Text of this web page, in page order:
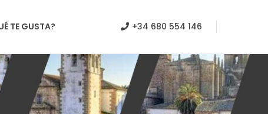
TE GUSTA? +34 680 554 146